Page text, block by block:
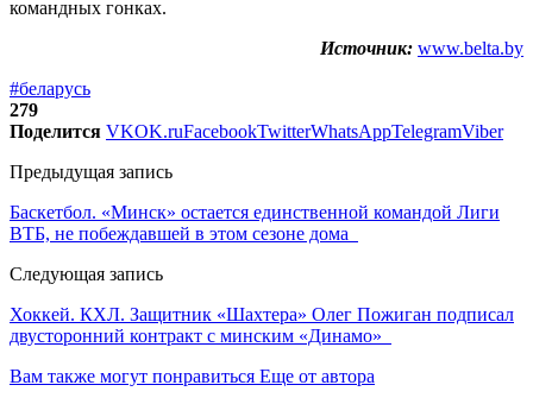
командных гонках.
Источник: www.belta.by
#беларусь
279
Поделится VKOK.ruFacebookTwitterWhatsAppTelegramViber
Предыдущая запись
Баскетбол. «Минск» остается единственной командой Лиги
ВТБ, не побеждавшей в этом сезоне дома
Следующая запись
Хоккей. КХЛ. Защитник «Шахтера» Олег Пожиган подписал
двусторонний контракт с минским «Динамо»
Вам также могут понравиться Еще от автора